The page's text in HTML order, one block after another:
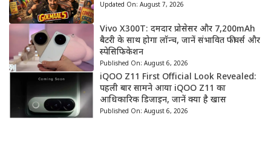
Updated On: August 7, 2026
Vivo X300T: दमदार प्रोसेसर और 7,200mAh
बैटरी के साथ होगा लॉन्च, जानें संभावित फीचर्स और
स्पेसिफिकेशन
Published On: August 6, 2026
iQOO Z11 First Official Look Revealed:
पहली बार सामने आया iQOO Z11 का
आधिकारिक डिजाइन, जानें क्या है खास
Published On: August 6, 2026